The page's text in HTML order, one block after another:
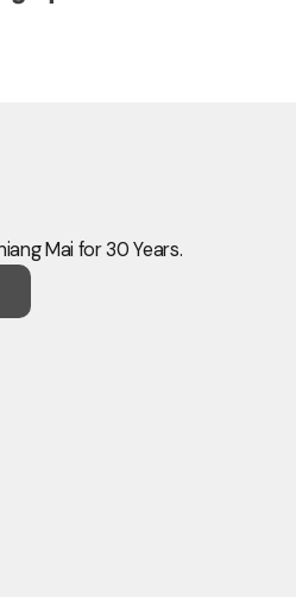
Mai for 30 Years.